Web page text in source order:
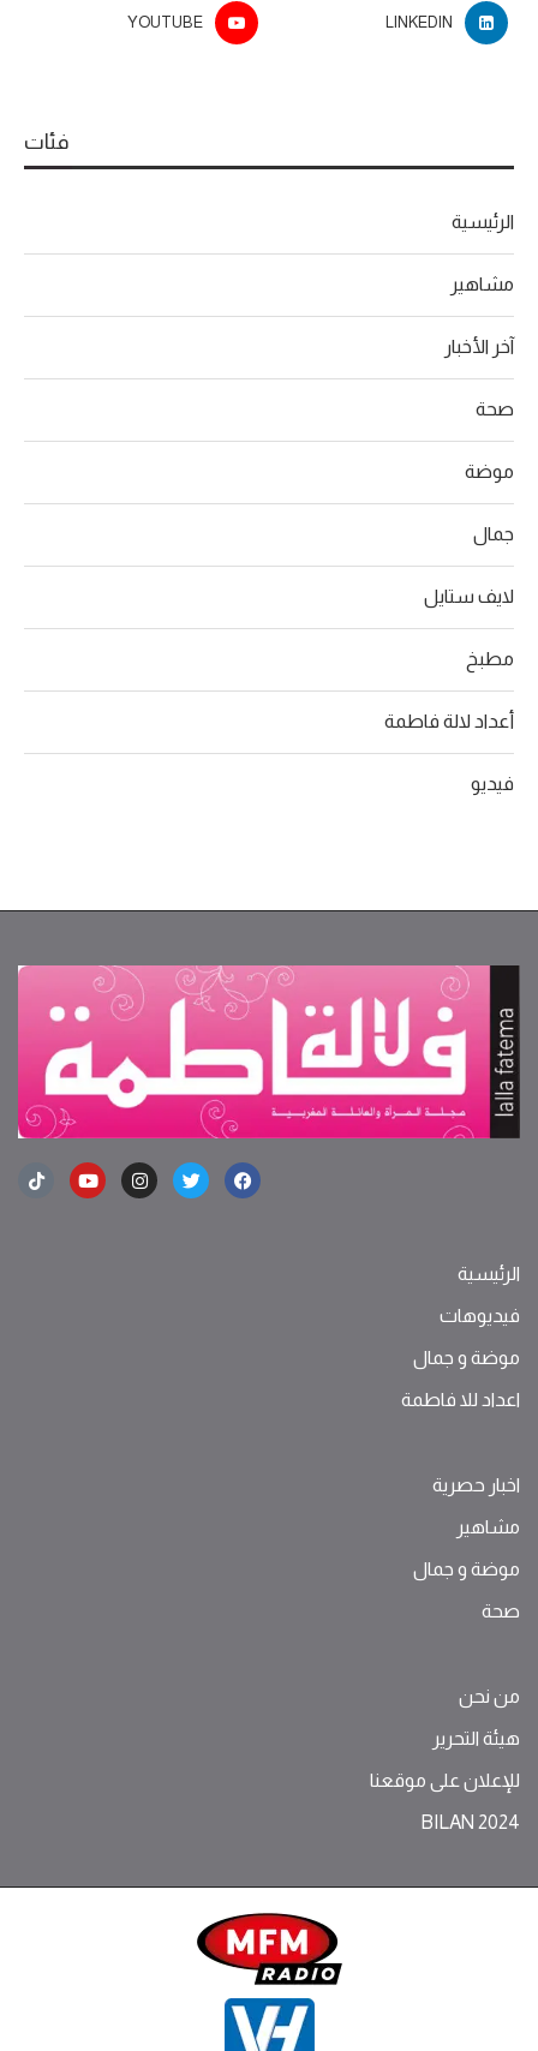
LINKEDIN
YOUTUBE
فئات
الرئيسية
مشاهير
آخر الأخبار
صحة
موضة
جمال
لايف ستايل
مطبخ
أعداد لالة فاطمة
فيديو
الرئيسية
فيديوهات
موضة ‫و‬ ‫‬‫جمال‬
اعداد للا فاطمة
اخبار حصرية
مشاهير
موضة ‫و‬ ‫‬‫جمال‬
صحة
من نحن
هيئة التحرير
للإعلان على موقعنا
BILAN 2024